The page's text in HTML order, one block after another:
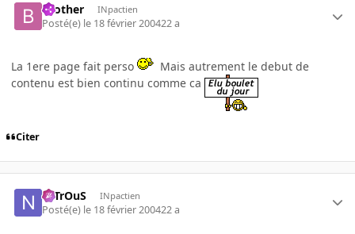
brother INpactien
Posté(e) le 18 février 200422 a
La 1ere page fait perso
Mais autrement le debut de
contenu est bien continu comme ca
Citer
NiTrOuS INpactien
Posté(e) le 18 février 200422 a